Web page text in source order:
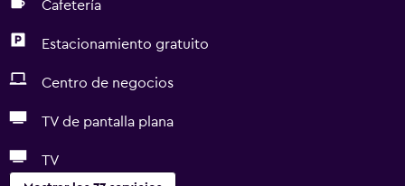
Cafetería
Estacionamiento gratuito
Centro de negocios
TV de pantalla plana
TV